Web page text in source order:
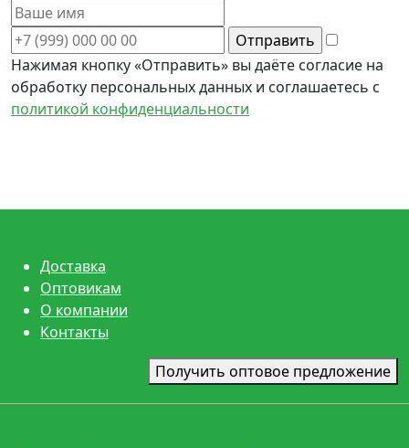
Нажимая кнопку «Отправить» вы даёте согласие на
обработку персональных данных и соглашаетесь с
политикой конфиденциальности
Доставка
Оптовикам
О компании
Контакты
Получить оптовое предложение